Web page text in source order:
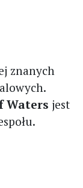
znanych
Waters jest